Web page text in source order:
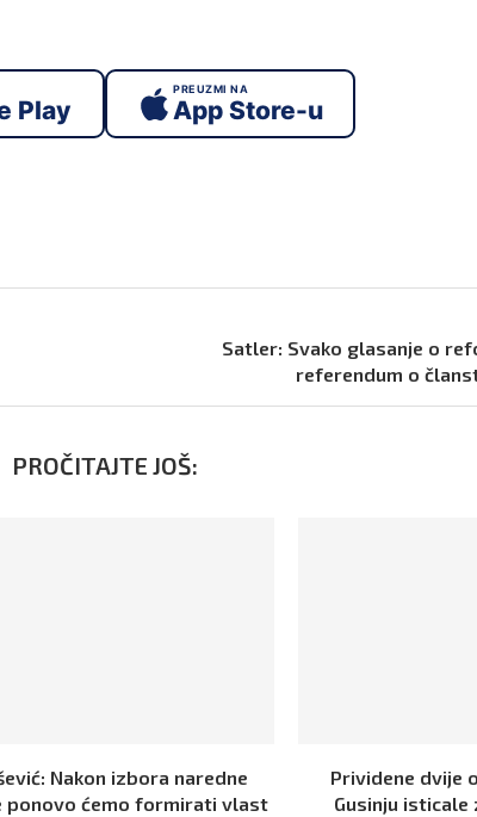
Play
PREUZMI NA
App Store-u
Satler: Svako glasanje o
referendum o
PROČITAJTE JOŠ:
Nakon izbora naredne
ponovo ćemo formirati vlast
Prividene dvije
Gusinju isticale